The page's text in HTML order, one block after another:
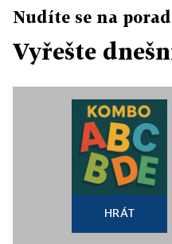
Nudíte se na
Vyřešte
HRÁT